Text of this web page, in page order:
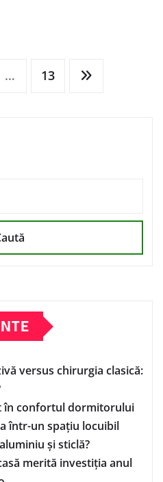
… 13
versus chirurgia clasică:
în confortul dormitorului
într-un spațiu locuibil
și sticlă?
merită investiția anul